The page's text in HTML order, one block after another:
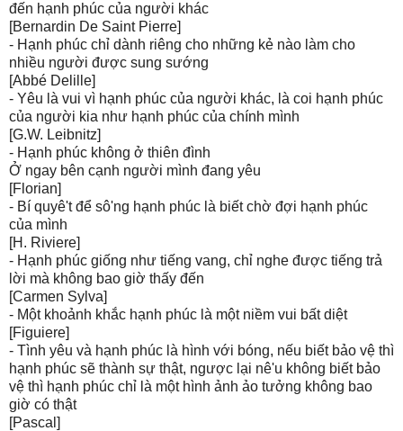
đến hạnh phúc của người khác
[Bernardin De Saint Pierre]
- Hạnh phúc chỉ dành riêng cho những kẻ nào làm cho
nhiều người được sung sướng
[Abbé Delille]
- Yêu là vui vì hạnh phúc của người khác, là coi hạnh phúc
của người kia như hạnh phúc của chính mình
[G.W. Leibnitz]
- Hạnh phúc không ở thiên đình
Ở ngay bên cạnh người mình đang yêu
[Florian]
- Bí quyê't để sô'ng hạnh phúc là biết chờ đợi hạnh phúc
của mình
[H. Riviere]
- Hạnh phúc giống như tiếng vang, chỉ nghe được tiếng trả
lời mà không bao giờ thấy đến
[Carmen Sylva]
- Một khoảnh khắc hạnh phúc là một niềm vui bất diệt
[Figuiere]
- Tình yêu và hạnh phúc là hình với bóng, nếu biết bảo vệ thì
hạnh phúc sẽ thành sự thật, ngược lại nê'u không biết bảo
vệ thì hạnh phúc chỉ là một hình ảnh ảo tưởng không bao
giờ có thật
[Pascal]